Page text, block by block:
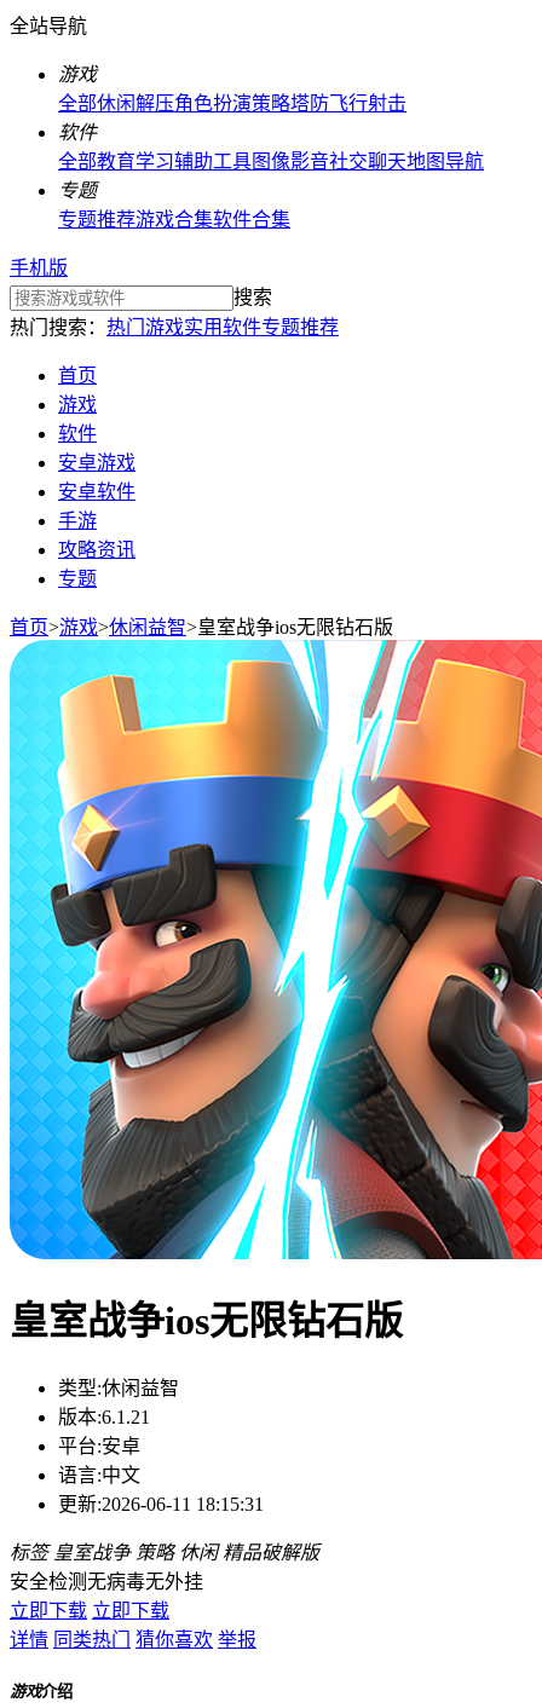
全站导航
游戏
全部休闲解压角色扮演策略塔防飞行射击
软件
全部教育学习辅助工具图像影音社交聊天地图导航
专题
专题推荐游戏合集软件合集
手机版
搜索
热门搜索： 热门游戏实用软件专题推荐
首页
游戏
软件
安卓游戏
安卓软件
手游
攻略资讯
专题
首页>游戏>休闲益智>皇室战争ios无限钻石版
皇室战争ios无限钻石版
类型:休闲益智
版本:6.1.21
平台:安卓
语言:中文
更新:2026-06-11 18:15:31
标签 皇室战争 策略 休闲 精品破解版
安全检测无病毒无外挂
立即下载 立即下载
详情 同类热门 猜你喜欢 举报
游戏介绍